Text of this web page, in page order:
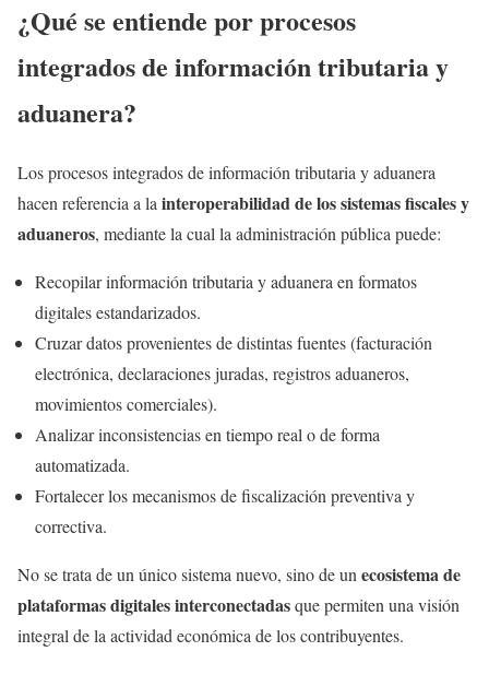
¿Qué se entiende por procesos
integrados de información tributaria y
aduanera?
Los procesos integrados de información tributaria y aduanera
hacen referencia a lainteroperabilidad de los sistemas fiscales y
aduaneros, mediante la cual la administración pública puede:
Recopilar información tributaria y aduanera en formatos
digitales estandarizados.
Cruzar datos provenientes de distintas fuentes (facturación
electrónica, declaraciones juradas, registros aduaneros,
movimientos comerciales).
Analizar inconsistencias en tiempo real o de forma
automatizada.
Fortalecer los mecanismos de fiscalización preventiva y
correctiva.
No se trata de un único sistema nuevo, sino de unecosistema de
plataformas digitales interconectadasque permiten una visión
integral de la actividad económica de los contribuyentes.